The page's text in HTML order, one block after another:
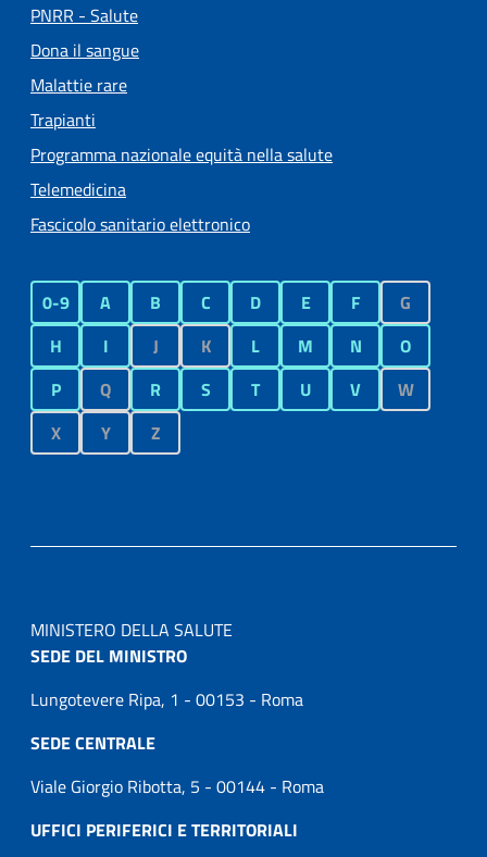
PNRR - Salute
Dona il sangue
Malattie rare
Trapianti
Programma nazionale equità nella salute
Telemedicina
Fascicolo sanitario elettronico
0-9 A B C D E F
G
H
I J K L M N
O
P
Q R S T U V
W
X
Y Z
MINISTERO DELLA SALUTE
SEDE DEL MINISTRO
Lungotevere Ripa, 1 - 00153 - Roma
SEDE CENTRALE
Viale Giorgio Ribotta, 5 - 00144 - Roma
UFFICI PERIFERICI E TERRITORIALI